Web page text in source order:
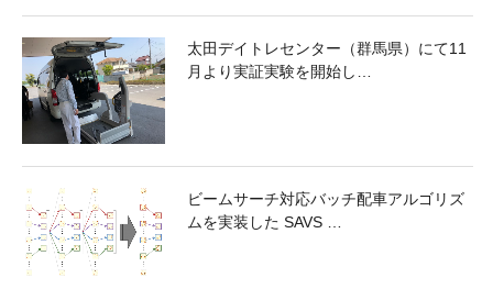
太田デイトレセンター（群馬県）にて11
月より実証実験を開始し…
ビームサーチ対応バッチ配車アルゴリズ
ムを実装した SAVS …